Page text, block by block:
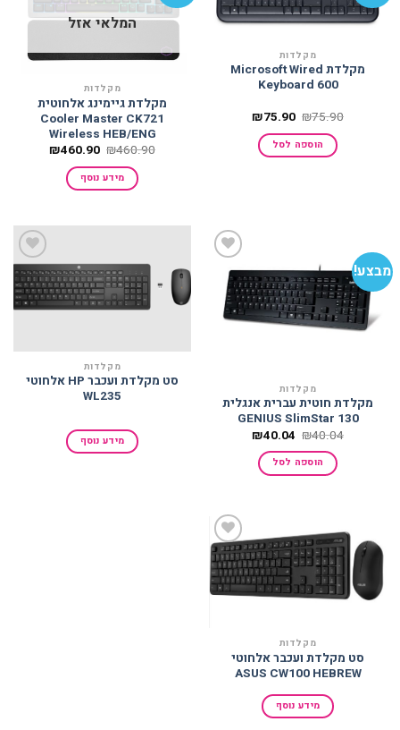
הוסף
מקלדות
מקלדת Microsoft Wired
Keyboard 600
₪75.90 המחיר
היה:
₪75.90.
₪75.90 המחיר
הוספה לסל
הוסף
המלאי אזל
מקלדות
מקלדת גיימינג אלחוטית
Cooler Master CK721
Wireless HEB/ENG
₪460.90 המחיר
היה:
₪460.90.
₪460.90 המחיר
מידע נוסף
מבצע!
הוסף
למועדפים
מקלדות
מקלדת חוטית עברית אנגלית
GENIUS SlimStar 130
₪40.04 המחיר
היה:
₪40.04.
₪40.04 המחיר
הוספה לסל
הוסף
מקלדות
סט מקלדת ועכבר HP אלחוטי
WL235
מידע נוסף
הוסף
למועדפים
מקלדות
סט מקלדת ועכבר אלחוטי
ASUS CW100 HEBREW
מידע נוסף